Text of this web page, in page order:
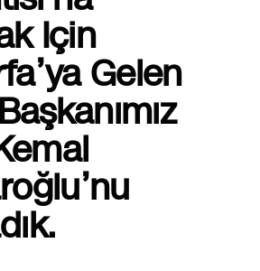
Için
Gelen